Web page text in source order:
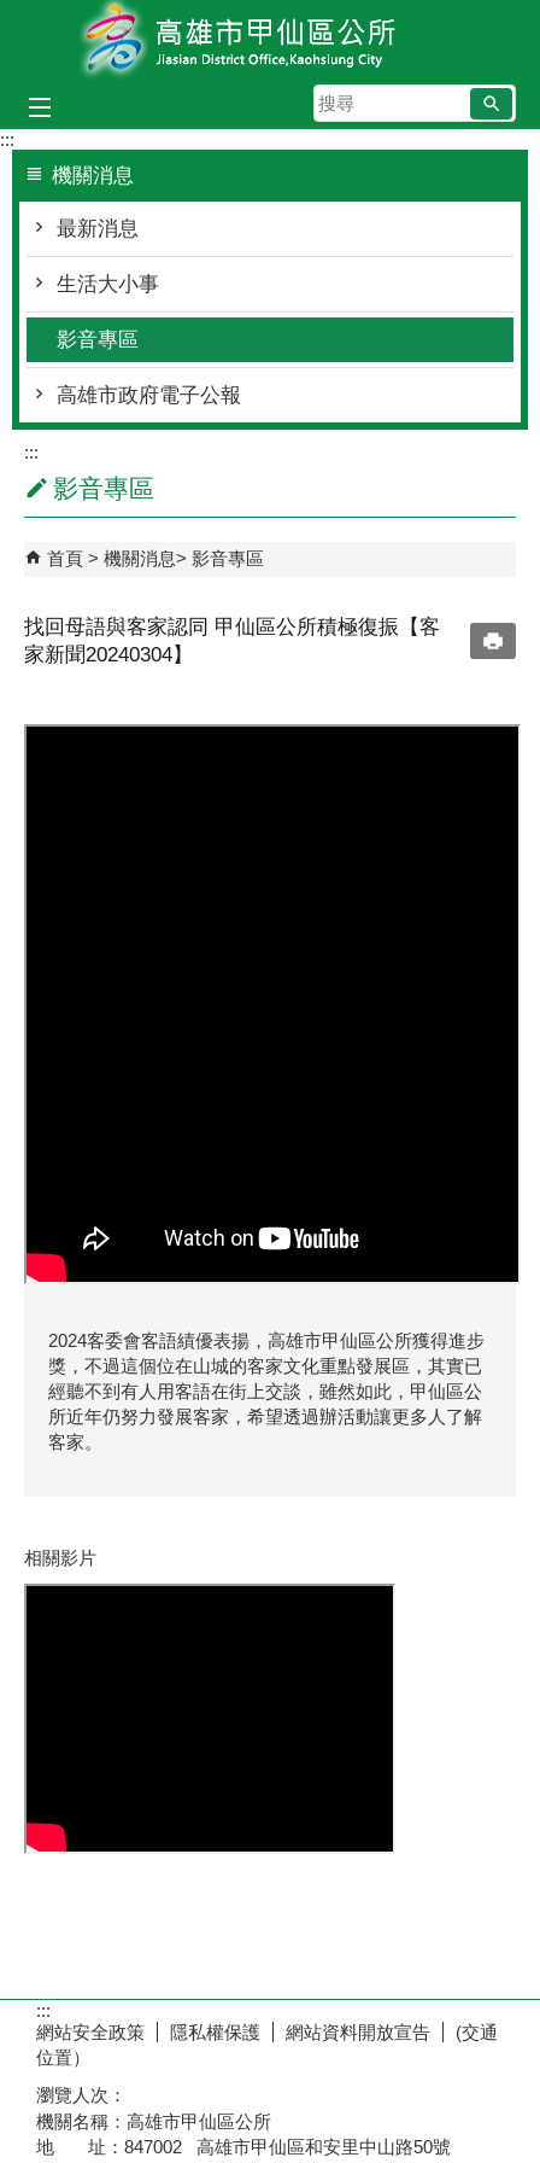
跳到主要內容區塊
搜
尋
:::
機關消息
最新消息
生活大小事
影音專區
高雄市政府電子公報
:::
影音專區
首頁 機關消息 影音專區
找回母語與客家認同 甲仙區公所積極復振【客
家新聞20240304】
2024客委會客語績優表揚，高雄市甲仙區公所獲得進步
獎，不過這個位在山城的客家文化重點發展區，其實已
經聽不到有人用客語在街上交談，雖然如此，甲仙區公
所近年仍努力發展客家，希望透過辦活動讓更多人了解
客家。
相關影片
:::
網站安全政策
隱私權保護 網站資料開放宣告
(交通
位置）
瀏覽人次：
機關名稱：高雄市甲仙區公所
地 址：847002 高雄市甲仙區和安里中山路50號